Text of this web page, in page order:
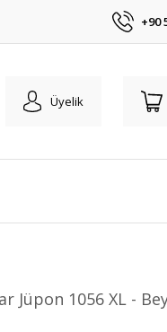
+90
Üyelik
Jüpon 1056 XL -